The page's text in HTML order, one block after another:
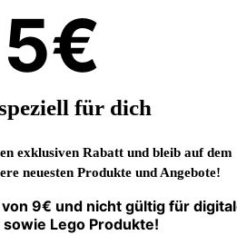
5€
für dich
exklusiven Rabatt und bleib auf dem
neuesten Produkte und Angebote!
9€ und nicht gültig für
sowie Lego Produkte!